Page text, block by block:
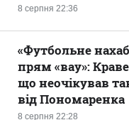
8 серпня 22:36
8 серпня 22:28
«Футбольне
прям «вау»:
що неочікував
від Пономаренка